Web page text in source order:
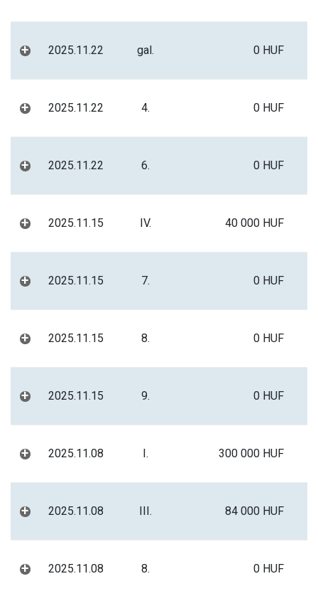
+ 2025.11.22 gal. 0 HUF
+ 2025.11.22 4. 0 HUF
+ 2025.11.22 6. 0 HUF
+ 2025.11.15 IV. 40 000 HUF
+ 2025.11.15 7. 0 HUF
+ 2025.11.15 8. 0 HUF
+ 2025.11.15 9. 0 HUF
+ 2025.11.08 I. 300 000 HUF
+ 2025.11.08 III. 84 000 HUF
+ 2025.11.08 8. 0 HUF